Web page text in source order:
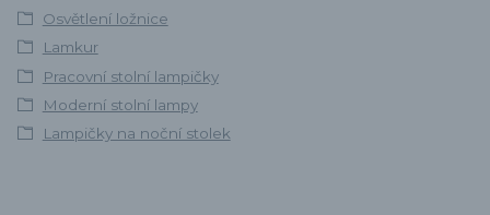
Osvětlení ložnice
Lamkur
Pracovní stolní lampičky
Moderní stolní lampy
Lampičky na noční stolek